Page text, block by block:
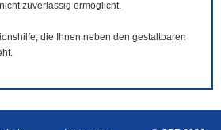
zuverlässig ermöglicht.
die Ihnen neben den gestaltbaren